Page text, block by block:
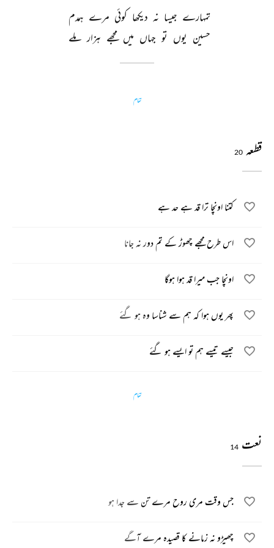
تمہارے جیسا نہ دیکھا کوئی مرے ہمدم
حسین یوں تو جہاں میں مجھے ہزار ملے
تمام
قطعہ 20
کتنا اونچا ترا قد ہے حد ہے
اس طرح مجھے چھوڑ کے تم دور نہ جانا
اونچا جب میرا قد ہوا ہوگا
پھر یوں ہوا کہ ہم سے شناسا وہ ہو گئے
جیسے تیسے ہم تو ایسے ہو گئے
تمام
نعت 14
جس وقت مری روح مرے تن سے جدا ہو
چھیڑو نہ زمانے کا قصیدہ مرے آگے